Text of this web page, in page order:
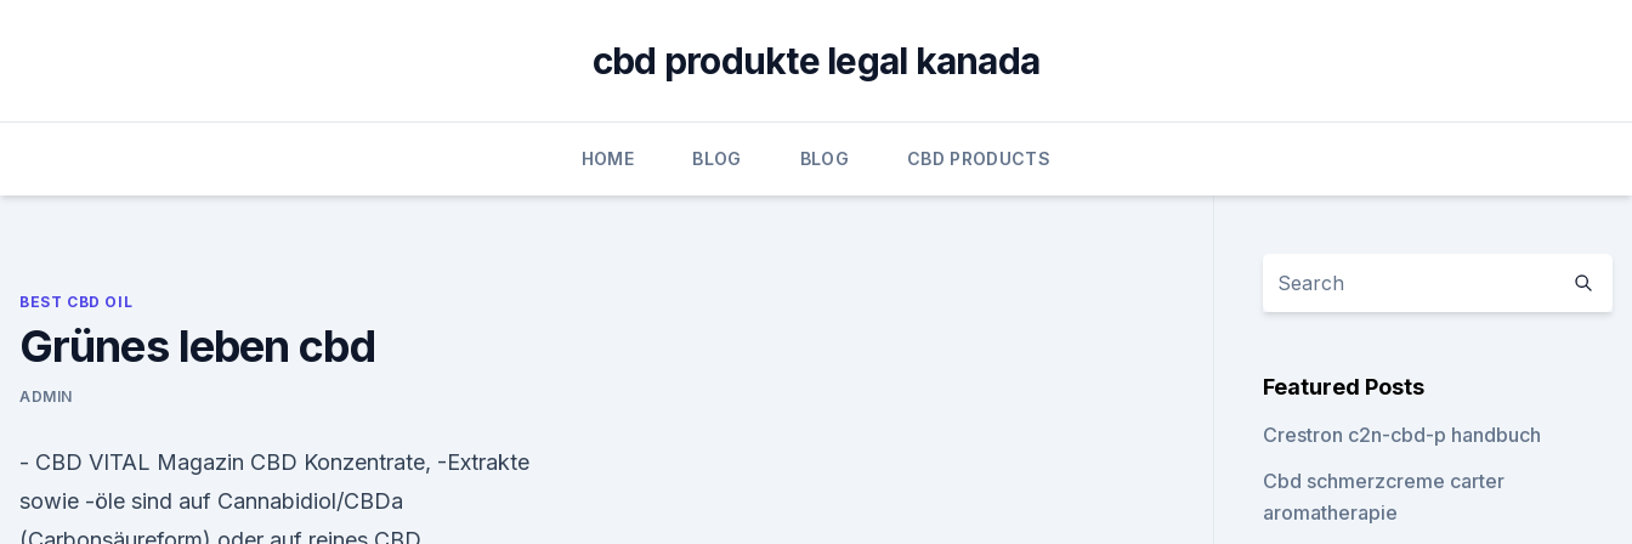
cbd produkte legal kanada
HOME BLOG BLOG CBD PRODUCTS
BEST CBD OIL
Grünes leben cbd
ADMIN
- CBD VITAL Magazin CBD Konzentrate, -Extrakte
sowie -öle sind auf Cannabidiol/CBDa
Featured Posts
Crestron c2n-cbd-p handbuch
Cbd schmerzcreme carter
aromatherapie